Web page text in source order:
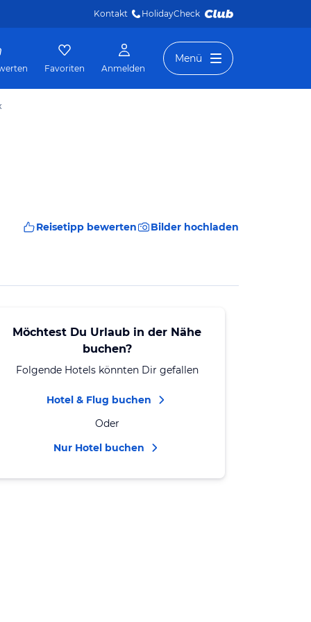
Kontakt HolidayCheck
Favoriten Anmelden
Menü
Reisetipp bewerten Bilder hochladen
Möchtest Du Urlaub in der Nähe
buchen?
Folgende Hotels könnten Dir gefallen
Hotel & Flug buchen
Oder
Nur Hotel buchen